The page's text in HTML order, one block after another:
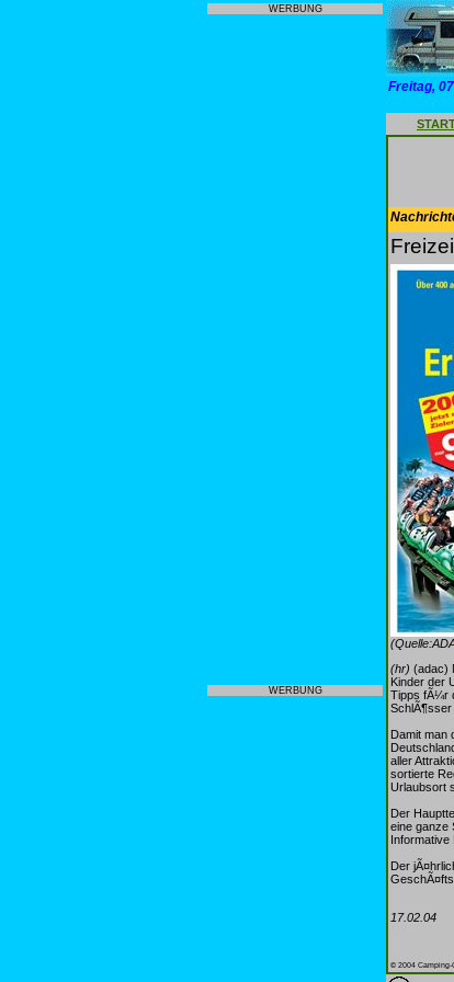
WERBUNG
WERBUNG
Freitag,
(hr) (adac)
Kinder der
Tipps fÃ¼r
SchlÃ¶sser
Damit man
aller
sortierte
Urlaubsort
Der
eine ganze
Informative
Der
17.02.04
© 2004 Camping-